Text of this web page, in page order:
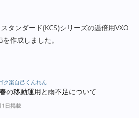
タンダード(KCS)シリーズの逓倍用VXO
作成しました。
ク楽自己くんれん
の移動運用と雨不足について
1日掲載